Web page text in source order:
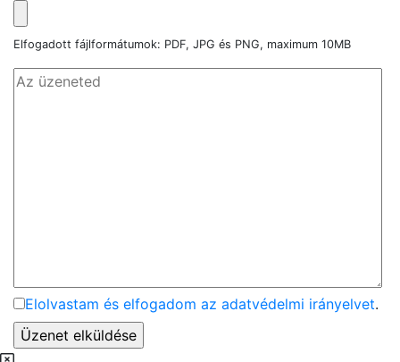
Elfogadott fájlformátumok: PDF, JPG és PNG, maximum 10MB
Elolvastam és elfogadom az adatvédelmi irányelvet.